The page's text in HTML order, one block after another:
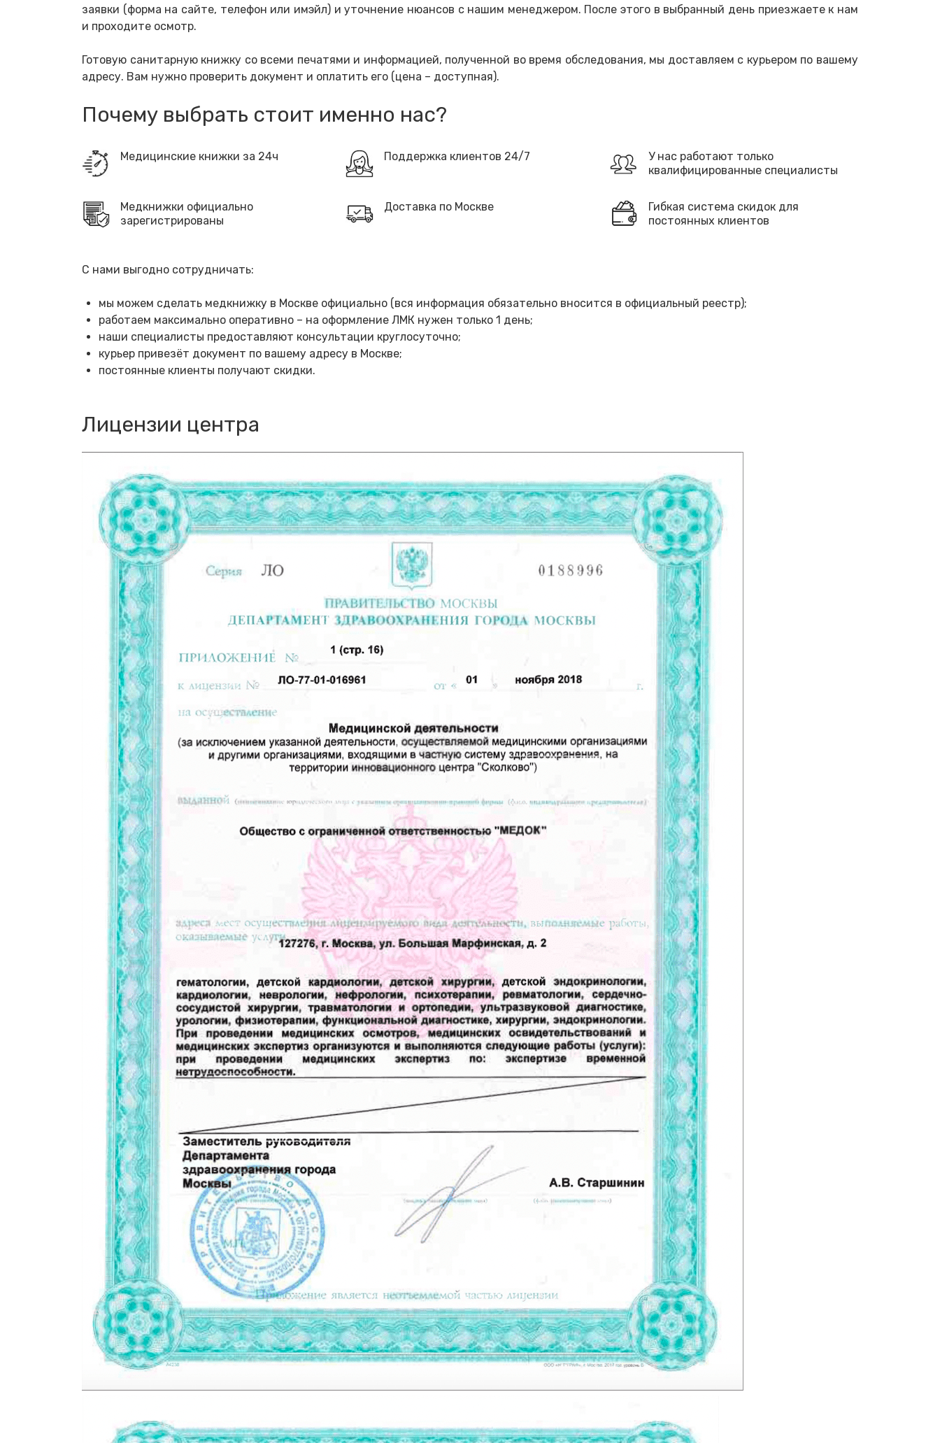
заявки (форма на сайте, телефон или имэйл) и уточнение нюансов с нашим менеджером. После этого в выбранный день приезжаете к нам
и проходите осмотр.
Готовую санитарную книжку со всеми печатями и информацией, полученной во время обследования, мы доставляем с курьером по вашему
адресу. Вам нужно проверить документ и оплатить его (цена – доступная).
Почему выбрать стоит именно нас?
Медицинские книжки за 24ч Поддержка клиентов 24/7
У нас работают только
квалифицированные специалисты
Медкнижки официально
зарегистрированы
Доставка по Москве
Гибкая система скидок для
постоянных клиентов
С нами выгодно сотрудничать:
мы можем сделать медкнижку в Москве официально (вся информация обязательно вносится в официальный реестр);
работаем максимально оперативно – на оформление ЛМК нужен только 1 день;
наши специалисты предоставляют консультации круглосуточно;
курьер привезёт документ по вашему адресу в Москве;
постоянные клиенты получают скидки.
Лицензии центра